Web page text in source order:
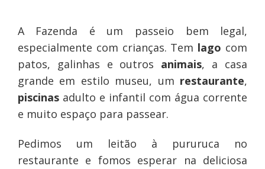
A Fazenda é um passeio bem legal,
especialmente com crianças. Tem lago com
patos, galinhas e outros animais, a casa
grande em estilo museu, um restaurante,
piscinasadulto e infantil com água corrente
e muito espaço para passear.
Pedimos um leitão à pururuca no
restaurante e fomos esperar na deliciosa